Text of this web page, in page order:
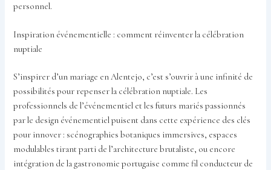
personnel.
Inspiration événementielle : comment réinventer la célébration
nuptiale
S’inspirer d’un mariage en Alentejo, c’est s’ouvrir à une infinité de
possibilités pour repenser la célébration nuptiale. Les
professionnels de l’événementiel et les futurs mariés passionnés
par le design événementiel puisent dans cette expérience des clés
pour innover : scénographies botaniques immersives, espaces
modulables tirant parti de l’architecture brutaliste, ou encore
intégration de la gastronomie portugaise comme fil conducteur de